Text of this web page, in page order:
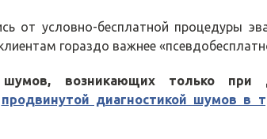
от условно-бесплатной процедуры
гораздо важнее
возникающих только при
продвинутой диагностикой шумов в